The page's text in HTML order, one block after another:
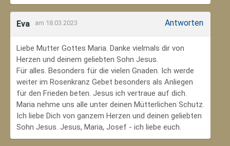
Eva am 18.03.2023 Antworten
Liebe Mutter Gottes Maria. Danke vielmals dir von
Herzen und deinem geliebten Sohn Jesus.
Für alles. Besonders für die vielen Gnaden. Ich werde
weiter im Rosenkranz Gebet besonders als Anliegen
für den Frieden beten. Jesus ich vertraue auf dich.
Maria nehme uns alle unter deinen Mütterlichen Schutz.
Ich liebe Dich von ganzem Herzen und deinen geliebten
Sohn Jesus. Jesus, Maria, Josef - ich liebe euch.